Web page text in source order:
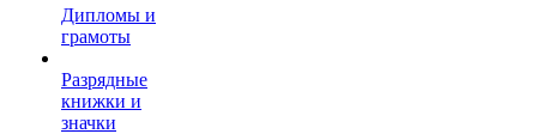
Дипломы и
грамоты
Разрядные
книжки и
значки